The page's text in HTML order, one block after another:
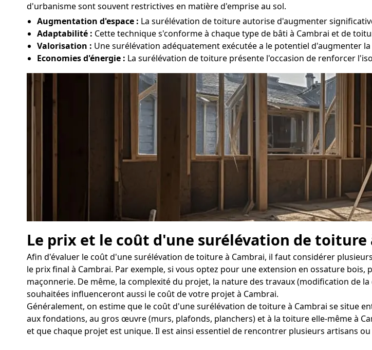
d'urbanisme sont souvent restrictives en matière d'emprise au sol.
Augmentation d'espace : La surélévation de toiture autorise d'augmenter
Adaptabilité : Cette technique s'conforme à chaque type de bâti à Cambrai et de
Valorisation : Une surélévation adéquatement exécutée a le potentiel d'augmenter
Economies d'énergie : La surélévation de toiture présente l'occasion de renforcer
Le prix et le coût d'une surélévation de toiture
Afin d'évaluer le coût d'une surélévation de toiture à Cambrai, il faut considérer
le prix final à Cambrai. Par exemple, si vous optez pour une extension en ossature
maçonnerie. De même, la complexité du projet, la nature des travaux (modification de
souhaitées influenceront aussi le coût de votre projet à Cambrai.
Généralement, on estime que le coût d'une surélévation de toiture à Cambrai se situe
aux fondations, au gros œuvre (murs, plafonds, planchers) et à la toiture elle-même à
et que chaque projet est unique. Il est ainsi essentiel de rencontrer plusieurs artisans